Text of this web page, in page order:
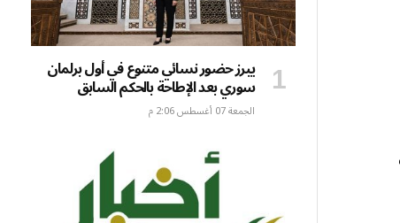
يبرز حضور نسائي متنوع في أول برلمان
سوري بعد الإطاحة بالحكم السابق
الجمعة 07 أغسطس 2:06 م